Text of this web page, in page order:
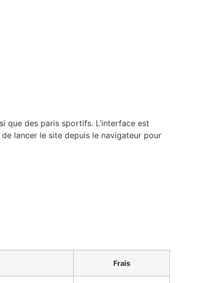
que des paris sportifs. L’interface est
lancer le site depuis le navigateur pour
Frais